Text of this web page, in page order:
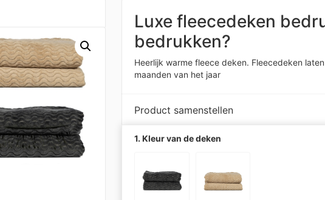
Luxe fleecedeken
bedrukken?
Heerlijk warme fleece deken. Fleecedeken
maanden van het jaar
Product samenstellen
1. Kleur van de deken